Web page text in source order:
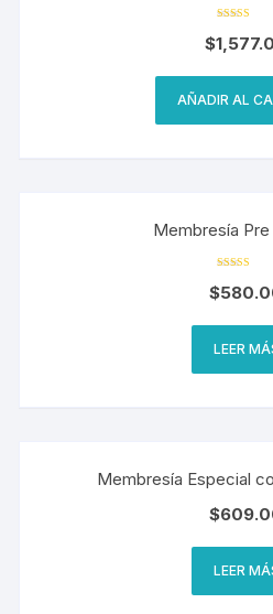
5.00
de 5
$
AÑADIR AL
Membresía Pre
5.00
de 5
$
LEER
Membresía Especial
$
LEER